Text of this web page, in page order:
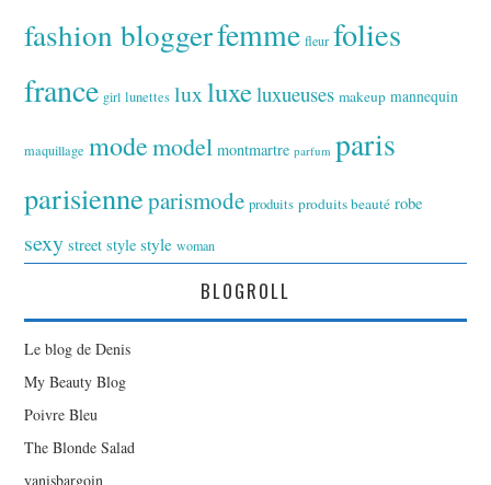
fashion bloggerfemme fleur folies
france girl lunettes luxluxeluxueuses makeup mannequin
maquillage modemodel montmartre parfum paris
parisienneparismode produits produits beauté robe
sexy street style style woman
BLOGROLL
Le blog de Denis
My Beauty Blog
Poivre Bleu
The Blonde Salad
yanisbargoin